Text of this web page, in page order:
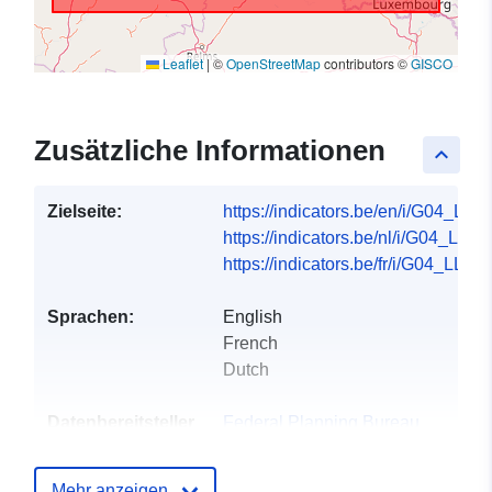
Leaflet|©OpenStreetMapcontributors ©GISCO
keyboard_arrow_up
Zusätzliche Informationen
Zielseite:
https://indicators.be/en/i/G04_LLL/
https://indicators.be/nl/i/G04_LLL/
https://indicators.be/fr/i/G04_LLL/fr
Sprachen:
English
French
Dutch
Datenbereitsteller
Federal Planning Bureau